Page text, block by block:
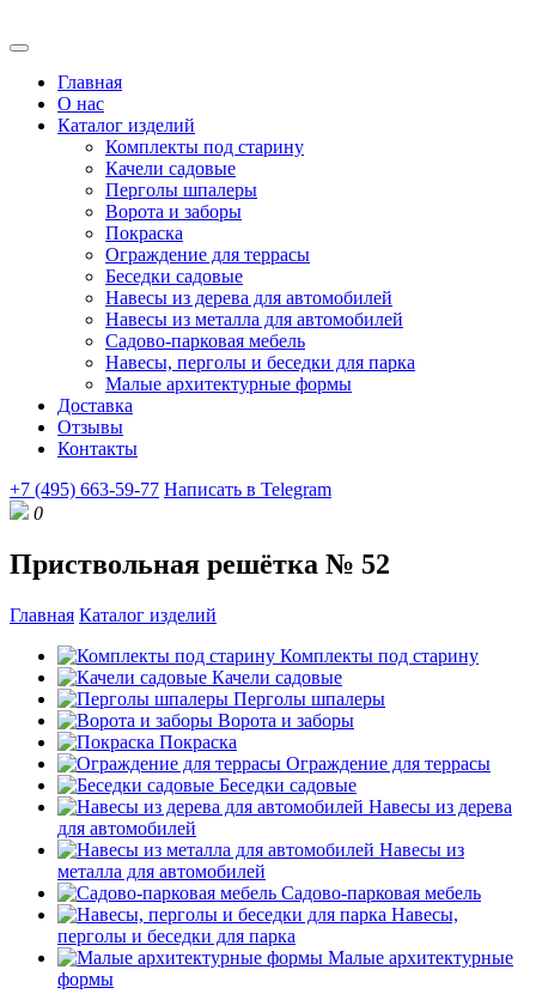
Главная
О нас
Каталог изделий
Комплекты под старину
Качели садовые
Перголы шпалеры
Ворота и заборы
Покраска
Ограждение для террасы
Беседки садовые
Навесы из дерева для автомобилей
Навесы из металла для автомобилей
Садово-парковая мебель
Навесы, перголы и беседки для парка
Малые архитектурные формы
Доставка
Отзывы
Контакты
+7 (495) 663-59-77 Написать в Telegram
0
Приствольная решётка № 52
Главная Каталог изделий
Комплекты под старину
Качели садовые
Перголы шпалеры
Ворота и заборы
Покраска
Ограждение для террасы
Беседки садовые
Навесы из дерева
для автомобилей
Навесы из
металла для автомобилей
Садово-парковая мебель
Навесы,
перголы и беседки для парка
Малые архитектурные
формы